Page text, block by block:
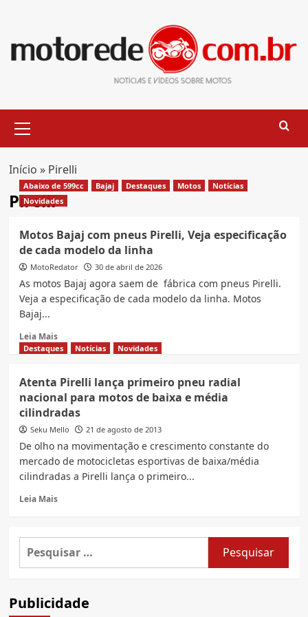
content
Menu
Início » Pirelli
Pirelli
Abaixo de 599cc Bajaj Destaques Motos
Notícias
Novidades
Motos Bajaj com pneus Pirelli, Veja especificação
de cada modelo da linha
MotoRedator 30 de abril de 2026
As motos Bajaj agora saem de fábrica com pneus Pirelli.
Veja a especificação de cada modelo da linha. Motos
Bajaj...
Leia MaisRead
more
Bajaj
com
pneus
Pirelli,
especificação
de
cada
da
Destaques Notícias Novidades
Atenta Pirelli lança primeiro pneu radial
nacional para motos de baixa e média
cilindradas
Seku Mello 21 de agosto de 2013
De olho na movimentação e crescimento constante do
mercado de motocicletas esportivas de baixa/média
cilindradas a Pirelli lança o primeiro...
Leia MaisRead
Atenta
Pirelli
radial
Pesquisar
por:
Publicidade